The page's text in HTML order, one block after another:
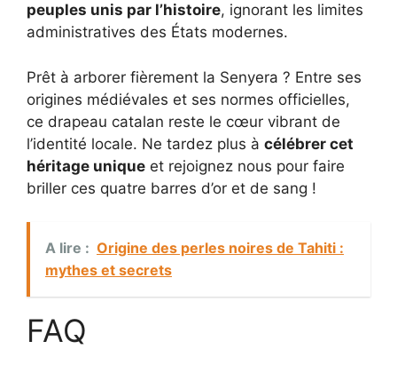
peuples unis par l’histoire, ignorant les limites
administratives des États modernes.
Prêt à arborer fièrement la Senyera ? Entre ses
origines médiévales et ses normes officielles,
ce drapeau catalan reste le cœur vibrant de
l’identité locale. Ne tardez plus à célébrer cet
héritage unique et rejoignez nous pour faire
briller ces quatre barres d’or et de sang !
A lire : Origine des perles noires de Tahiti :
mythes et secrets
FAQ